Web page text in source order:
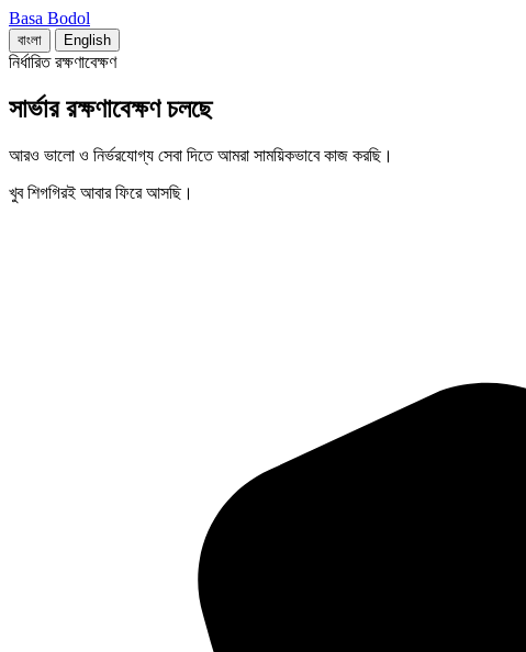
Basa Bodol
বাংলা English
নির্ধারিত রক্ষণাবেক্ষণ
সার্ভার রক্ষণাবেক্ষণ চলছে
আরও ভালো ও নির্ভরযোগ্য সেবা দিতে আমরা সাময়িকভাবে কাজ করছি।
খুব শিগগিরই আবার ফিরে আসছি।